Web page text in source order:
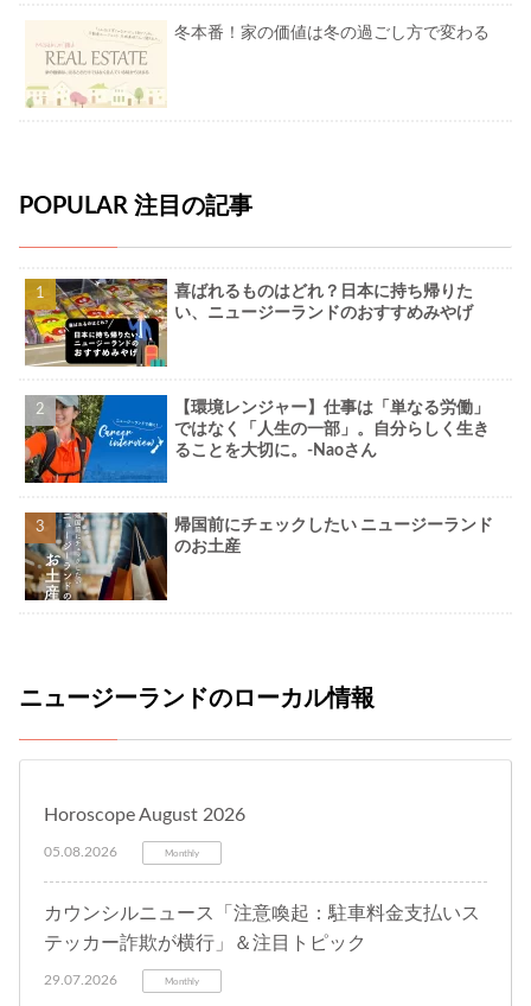
冬本番！家の価値は冬の過ごし方で変わる
POPULAR 注目の記事
喜ばれるものはどれ？日本に持ち帰りた
い、ニュージーランドのおすすめみやげ
【環境レンジャー】仕事は「単なる労働」
ではなく「人生の一部」。自分らしく生き
ることを大切に。-Naoさん
帰国前にチェックしたい ニュージーランド
のお土産
ニュージーランドのローカル情報
Horoscope August 2026
05.08.2026 Monthly
カウンシルニュース「注意喚起：駐車料金支払いス
テッカー詐欺が横行」＆注目トピック
29.07.2026 Monthly